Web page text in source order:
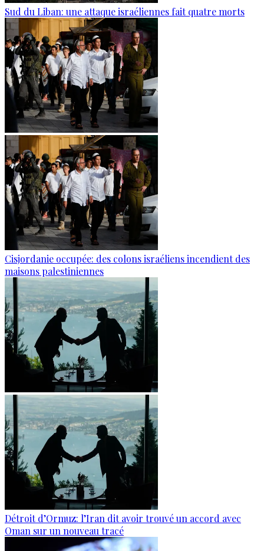
Sud du Liban: une attaque israéliennes fait quatre morts
Cisjordanie occupée: des colons israéliens incendient des
maisons palestiniennes
Détroit d’Ormuz: l’Iran dit avoir trouvé un accord avec
Oman sur un nouveau tracé